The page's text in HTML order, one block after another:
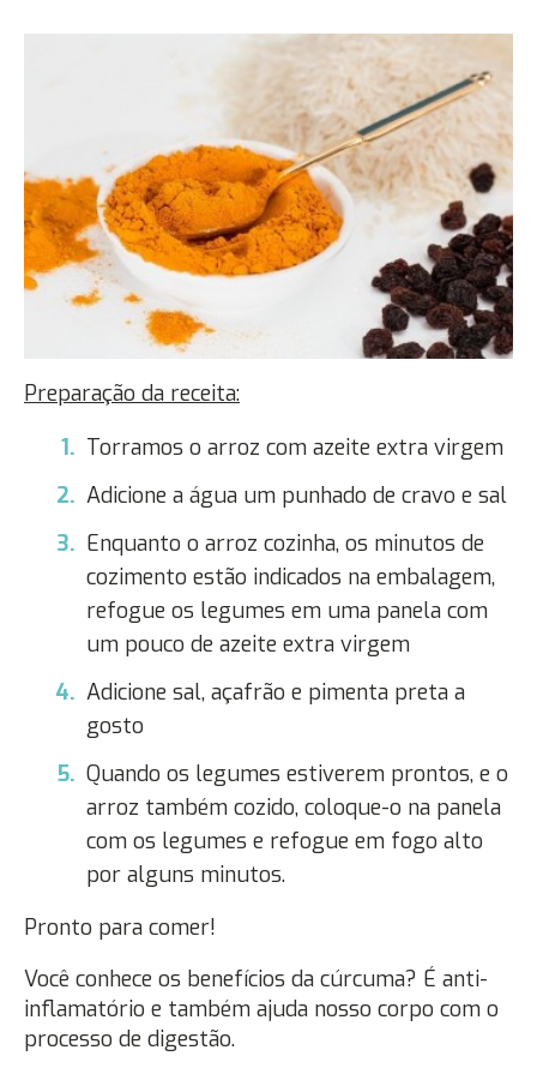
Preparação da receita:
Torramos o arroz com azeite extra virgem
Adicione a água um punhado de cravo e sal
Enquanto o arroz cozinha, os minutos de
cozimento estão indicados na embalagem,
refogue os legumes em uma panela com
um pouco de azeite extra virgem
Adicione sal, açafrão e pimenta preta a
gosto
Quando os legumes estiverem prontos, e o
arroz também cozido, coloque-o na panela
com os legumes e refogue em fogo alto
por alguns minutos.
Pronto para comer!
Você conhece os benefícios da cúrcuma? É anti-
inflamatório e também ajuda nosso corpo com o
processo de digestão.